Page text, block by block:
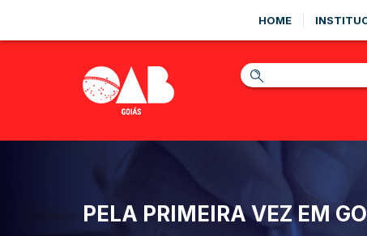
HOME
PELA PRIMEIRA VEZ EM